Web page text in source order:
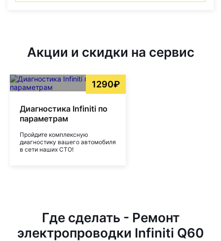
Акции и скидки на сервис
1290₽
Диагностика Infiniti по
параметрам
Пройдите комплексную
диагностику вашего автомобиля
в сети наших СТО!
Где сделать - Ремонт
электропроводки Infiniti Q60